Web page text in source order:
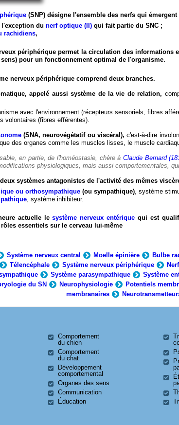
(SNP) désigne l'ensemble des nerfs qui émergent
l'exception du nerf optique (II) qui fait partie du SNC ;
rachidiens,
périphérique permet la circulation des informations
pour un fonctionnement optimal de l'organisme.
nerveux périphérique comprend deux branches.
appelé aussi système de la vie de relation,
avec l'environnement (récepteurs sensoriels, fibres
volontaires (fibres efférentes).
(SNA, neurovégétatif ou viscéral), c'est-à-dire
des organes comme les muscles lisses, le muscle
en partie, de l'homéostasie, chère àClaude Bernard
physiologiques, mais aussi comportementales,
systèmes antagonistes de l'activité des mêmes
ou orthosympathique (ou sympathique), système
, système inhibiteur.
actuelle lesystème nerveux entérique qui est
essentiels sur le cerveau lui-même
Système nerveux central Moelle épinière Bulbe
Télencéphale Système nerveux périphérique
Système parasympathique Système
du SN Neurophysiologie Potentiels
membranaires
Comportement
du chien
Comportement
du chat
Développement
comportemental
Organes des sens
Communication
Éducation